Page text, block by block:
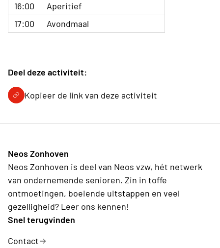
16:00
Aperitief
17:00
Avondmaal
Deel deze activiteit:
Kopieer de link van deze activiteit
Neos Zonhoven
Neos Zonhoven is deel van Neos vzw, hét netwerk
van ondernemende senioren. Zin in toffe
ontmoetingen, boeiende uitstappen en veel
gezelligheid? Leer ons kennen!
Snel terugvinden
Contact